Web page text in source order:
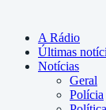
A Rádio
Últimas
Notícias
Geral
Polícia